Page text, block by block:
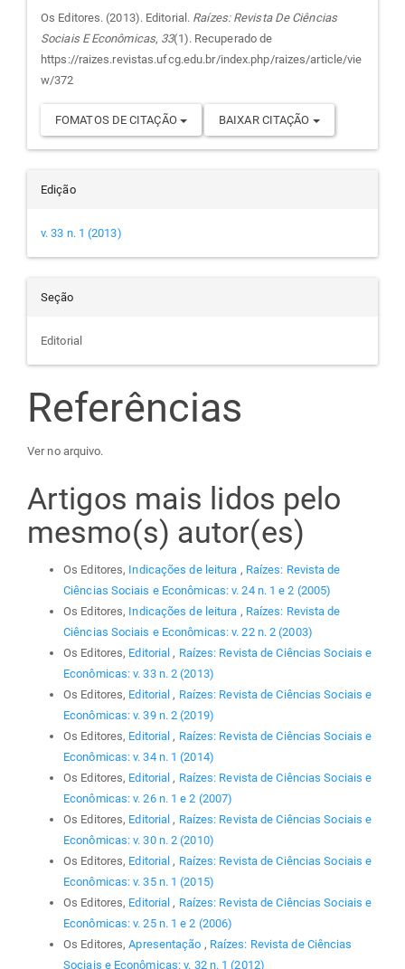
do
artigo
Os Editores. (2013). Editorial. Raízes: Revista De Ciências
Sociais E Econômicas, 33(1). Recuperado de
https://raizes.revistas.ufcg.edu.br/index.php/raizes/article/vie
w/372
FOMATOS DE CITAÇÃO BAIXAR CITAÇÃO
Edição
v. 33 n. 1 (2013)
Seção
Editorial
Referências
Ver no arquivo.
Artigos mais lidos pelo
mesmo(s) autor(es)
Os Editores, Indicações de leitura , Raízes: Revista de
Ciências Sociais e Econômicas: v. 24 n. 1 e 2 (2005)
Os Editores, Indicações de leitura , Raízes: Revista de
Ciências Sociais e Econômicas: v. 22 n. 2 (2003)
Os Editores, Editorial, Raízes: Revista de Ciências Sociais e
Econômicas: v. 33 n. 2 (2013)
Os Editores, Editorial, Raízes: Revista de Ciências Sociais e
Econômicas: v. 39 n. 2 (2019)
Os Editores, Editorial, Raízes: Revista de Ciências Sociais e
Econômicas: v. 34 n. 1 (2014)
Os Editores, Editorial, Raízes: Revista de Ciências Sociais e
Econômicas: v. 26 n. 1 e 2 (2007)
Os Editores, Editorial, Raízes: Revista de Ciências Sociais e
Econômicas: v. 30 n. 2 (2010)
Os Editores, Editorial, Raízes: Revista de Ciências Sociais e
Econômicas: v. 35 n. 1 (2015)
Os Editores, Editorial, Raízes: Revista de Ciências Sociais e
Econômicas: v. 25 n. 1 e 2 (2006)
Os Editores,Apresentação , Raízes: Revista de Ciências
Sociais e Econômicas: v. 32 n. 1 (2012)